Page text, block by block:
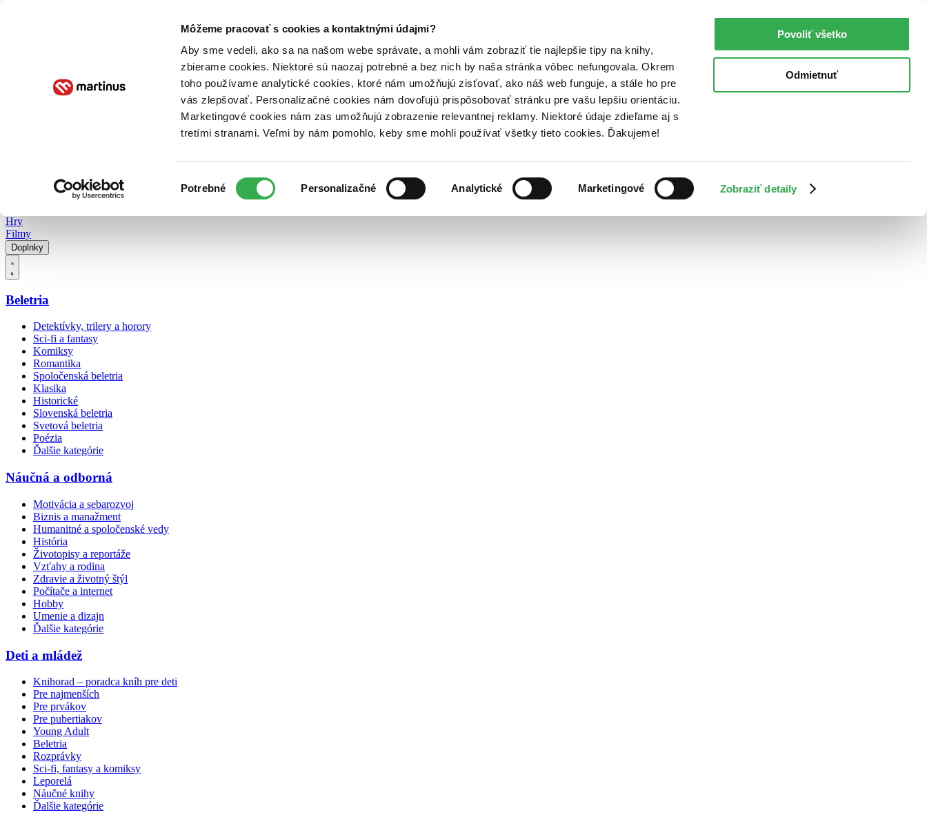
Môžeme pracovať s cookies a kontaktnými údajmi?
Aby sme vedeli, ako sa na našom webe správate, a mohli vám zobraziť tie najlepšie tipy na knihy,
zbierame cookies. Niektoré sú naozaj potrebné a bez nich by naša stránka vôbec nefungovala. Okrem
toho používame analytické cookies, ktoré nám umožňujú zisťovať, ako náš web funguje, a stále ho pre
vás zlepšovať. Personalizačné cookies nám dovoľujú prispôsobovať stránku pre vašu lepšiu orientáciu.
Marketingové cookies nám zas umožňujú zobrazenie relevantnej reklamy. Niektoré údaje zdieľame aj s
tretími stranami. Veľmi by nám pomohlo, keby sme mohli používať všetky tieto cookies. Ďakujeme!
súhlasu
Potrebné Personalizačné Analytické Marketingové Zobraziť detaily
Povoliť všetko
Odmietnuť
Poukážky Kontakt
Hry
Filmy
Doplnky
Beletria
Detektívky, trilery a horory
Sci-fi a fantasy
Komiksy
Romantika
Spoločenská beletria
Klasika
Historické
Slovenská beletria
Svetová beletria
Poézia
Ďalšie kategórie
Náučná a odborná
Motivácia a sebarozvoj
Biznis a manažment
Humanitné a spoločenské vedy
História
Životopisy a reportáže
Vzťahy a rodina
Zdravie a životný štýl
Počítače a internet
Hobby
Umenie a dizajn
Ďalšie kategórie
Deti a mládež
Knihorad – poradca kníh pre deti
Pre najmenších
Pre prvákov
Pre pubertiakov
Young Adult
Beletria
Rozprávky
Sci-fi, fantasy a komiksy
Leporelá
Náučné knihy
Ďalšie kategórie